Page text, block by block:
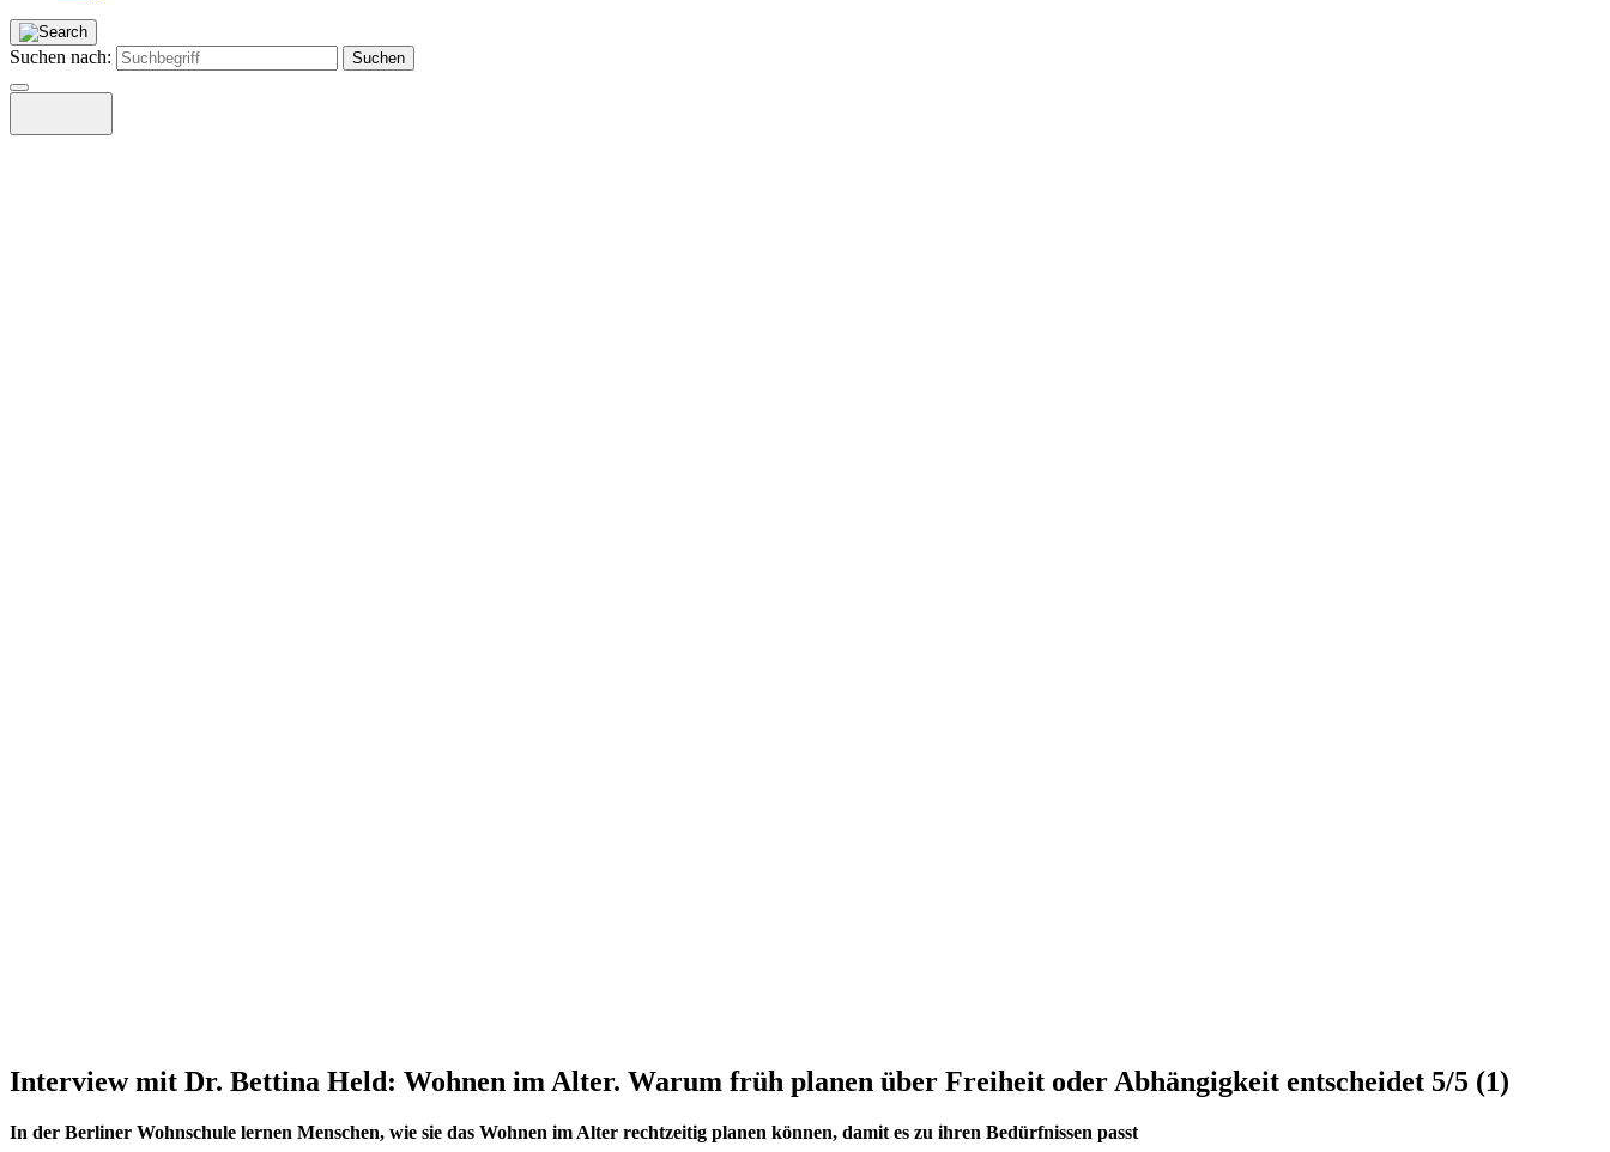
Suchen nach:
Interview mit Dr. Bettina Held: Wohnen im Alter. Warum früh planen über Freiheit oder Abhängigkeit entscheidet 5/5 (1)
In der Berliner Wohnschule lernen Menschen, wie sie das Wohnen im Alter rechtzeitig planen können, damit es zu ihren Bedürfnissen passt